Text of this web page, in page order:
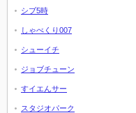
シブ5時
しゃべくり007
シューイチ
ジョブチューン
すイエんサー
スタジオパーク